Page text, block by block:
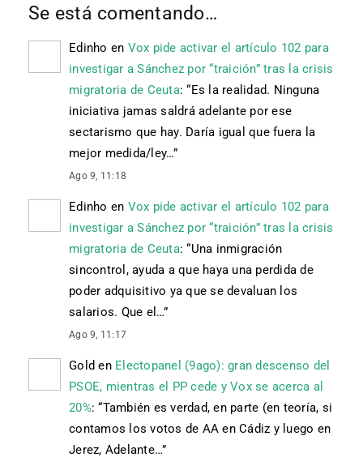
Se está comentando…
Edinho en Vox pide activar el artículo 102 para
investigar a Sánchez por “traición” tras la crisis
migratoria de Ceuta: “Es la realidad. Ninguna
iniciativa jamas saldrá adelante por ese
sectarismo que hay. Daría igual que fuera la
mejor medida/ley…”
Ago 9, 11:18
Edinho en Vox pide activar el artículo 102 para
investigar a Sánchez por “traición” tras la crisis
migratoria de Ceuta: “Una inmigración
sincontrol, ayuda a que haya una perdida de
poder adquisitivo ya que se devaluan los
salarios. Que el…”
Ago 9, 11:17
Gold en Electopanel (9ago): gran descenso del
PSOE, mientras el PP cede y Vox se acerca al
20%: “También es verdad, en parte (en teoría, si
contamos los votos de AA en Cádiz y luego en
Jerez, Adelante…”